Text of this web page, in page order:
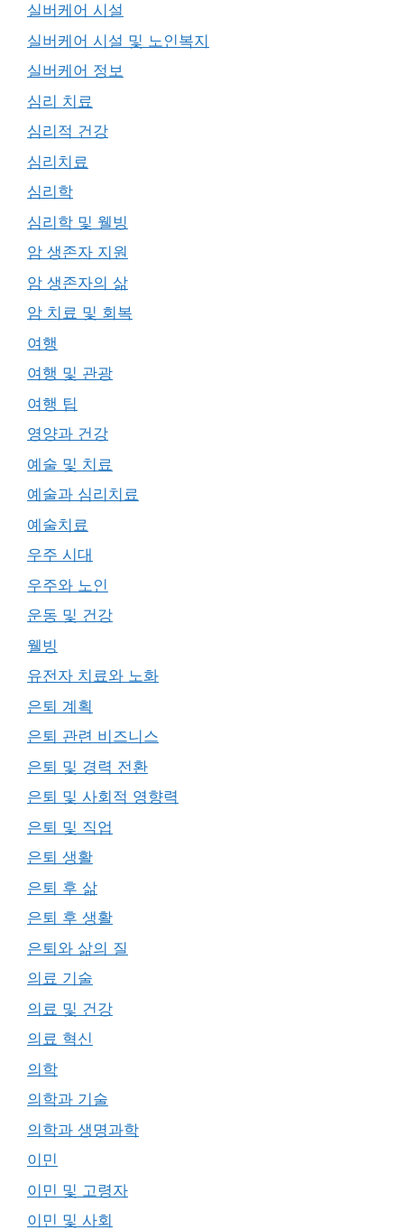
실버케어 시설
실버케어 시설 및 노인복지
실버케어 정보
심리 치료
심리적 건강
심리치료
심리학
심리학 및 웰빙
암 생존자 지원
암 생존자의 삶
암 치료 및 회복
여행
여행 및 관광
여행 팁
영양과 건강
예술 및 치료
예술과 심리치료
예술치료
우주 시대
우주와 노인
운동 및 건강
웰빙
유전자 치료와 노화
은퇴 계획
은퇴 관련 비즈니스
은퇴 및 경력 전환
은퇴 및 사회적 영향력
은퇴 및 직업
은퇴 생활
은퇴 후 삶
은퇴 후 생활
은퇴와 삶의 질
의료 기술
의료 및 건강
의료 혁신
의학
의학과 기술
의학과 생명과학
이민
이민 및 고령자
이민 및 사회